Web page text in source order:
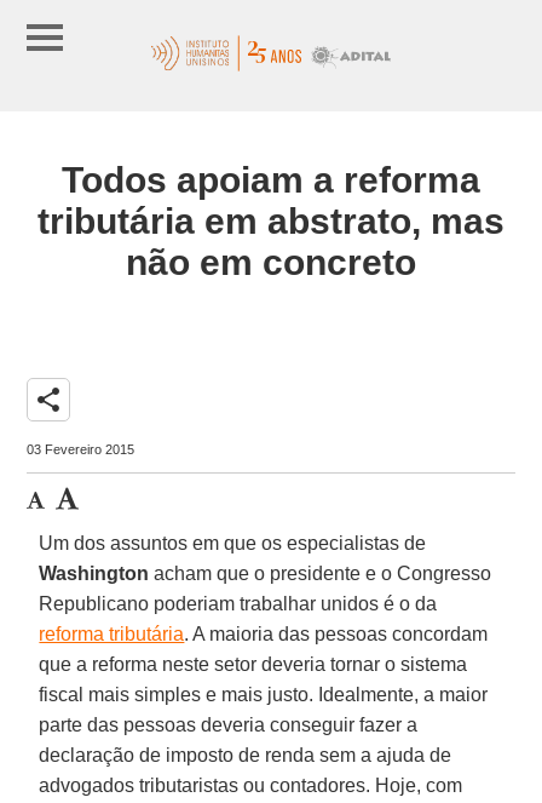
Todos apoiam a reforma
tributária em abstrato, mas
não em concreto
share
03 Fevereiro 2015
Um dos assuntos em que os especialistas de
Washington acham que o presidente e o Congresso
Republicano poderiam trabalhar unidos é o da
reforma tributária. A maioria das pessoas concordam
que a reforma neste setor deveria tornar o sistema
fiscal mais simples e mais justo. Idealmente, a maior
parte das pessoas deveria conseguir fazer a
declaração de imposto de renda sem a ajuda de
advogados tributaristas ou contadores. Hoje, com